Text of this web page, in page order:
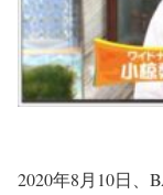
2020年8月10日、